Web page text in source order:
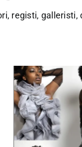
registi, galleristi,